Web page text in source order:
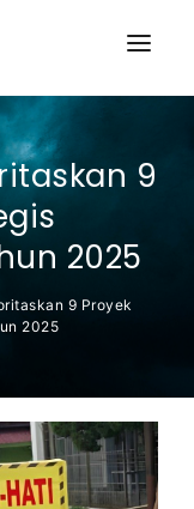
9
2025
9 Proyek
2025